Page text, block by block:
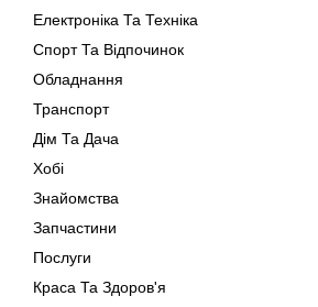
Електроніка Та Техніка
Спорт Та Відпочинок
Обладнання
Транспорт
Дім Та Дача
Хобі
Знайомства
Запчастини
Послуги
Краса Та Здоров'я